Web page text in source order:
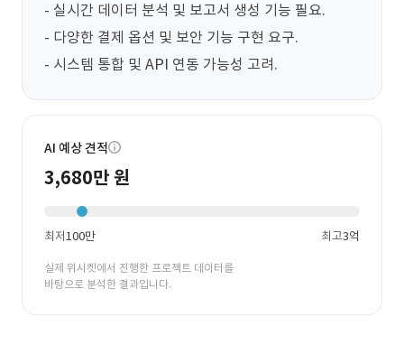
- 실시간 데이터 분석 및 보고서 생성 기능 필요.
- 다양한 결제 옵션 및 보안 기능 구현 요구.
- 시스템 통합 및 API 연동 가능성 고려.
AI 예상 견적
3,680만 원
최저100만 최고3억
실제 위시켓에서 진행한 프로젝트 데이터를
바탕으로 분석한 결과입니다.